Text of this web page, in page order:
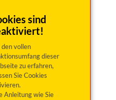
sind
den vollen
dieser
zu erfahren,
Sie Cookies
Anleitung wie Sie
»